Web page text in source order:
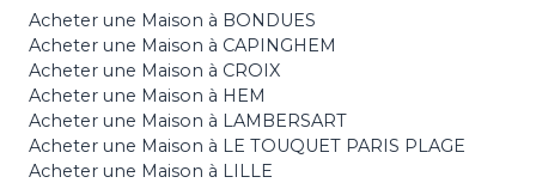
Acheter une Maison à BONDUES
Acheter une Maison à CAPINGHEM
Acheter une Maison à CROIX
Acheter une Maison à HEM
Acheter une Maison à LAMBERSART
Acheter une Maison à LE TOUQUET PARIS PLAGE
Acheter une Maison à LILLE